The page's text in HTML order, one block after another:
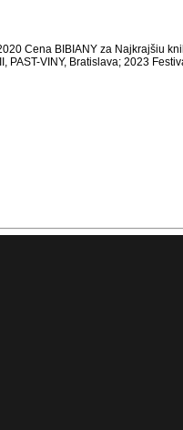
Cena BIBIANY za Najkrajšiu
VINY, Bratislava; 2023